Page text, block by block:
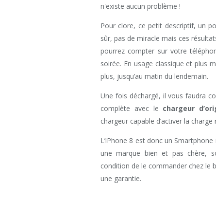
n'existe aucun problème !
Pour clore, ce petit descriptif, un
sûr, pas de miracle mais ces
pourrez compter sur votre
soirée. En usage classique et plus
plus, jusqu’au matin du lendemain.
Une fois déchargé, il vous faudra
complète avec le chargeur
chargeur capable d’activer la
L’iPhone 8 est donc un
une marque bien et pas chère,
condition de le commander chez le
une garantie.